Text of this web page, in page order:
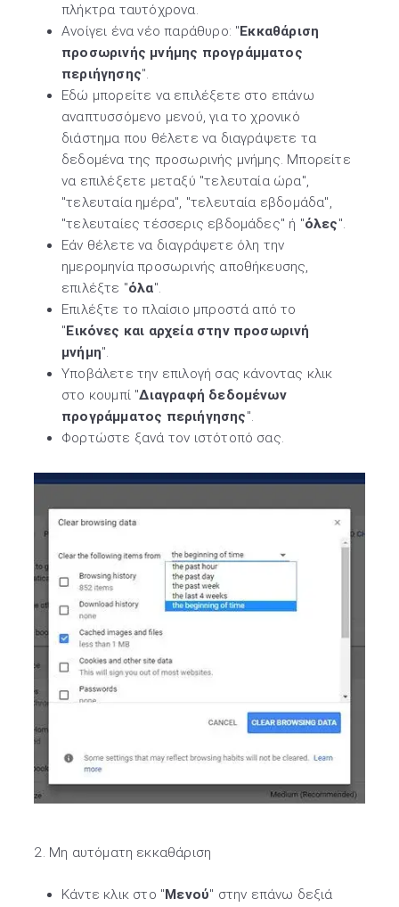
πλήκτρα ταυτόχρονα.
Ανοίγει ένα νέο παράθυρο: "Εκκαθάριση
προσωρινής μνήμης προγράμματος
περιήγησης".
Εδώ μπορείτε να επιλέξετε στο επάνω
αναπτυσσόμενο μενού, για το χρονικό
διάστημα που θέλετε να διαγράψετε τα
δεδομένα της προσωρινής μνήμης. Μπορείτε
να επιλέξετε μεταξύ "τελευταία ώρα",
"τελευταία ημέρα", "τελευταία εβδομάδα",
"τελευταίες τέσσερις εβδομάδες" ή "όλες".
Εάν θέλετε να διαγράψετε όλη την
ημερομηνία προσωρινής αποθήκευσης,
επιλέξτε "όλα".
Επιλέξτε το πλαίσιο μπροστά από το
"Εικόνες και αρχεία στην προσωρινή
μνήμη".
Υποβάλετε την επιλογή σας κάνοντας κλικ
στο κουμπί "Διαγραφή δεδομένων
προγράμματος περιήγησης".
Φορτώστε ξανά τον ιστότοπό σας.
2. Μη αυτόματη εκκαθάριση
Κάντε κλικ στο "Μενού" στην επάνω δεξιά